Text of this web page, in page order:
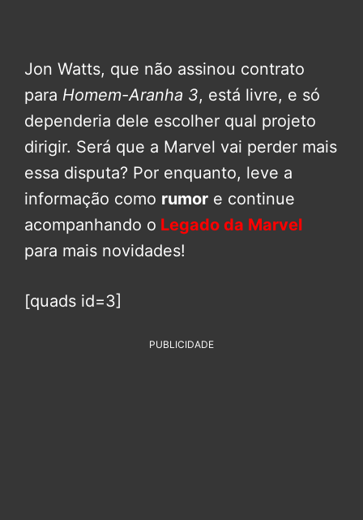
Jon Watts, que não assinou contrato
para Homem-Aranha 3, está livre, e só
dependeria dele escolher qual projeto
dirigir. Será que a Marvel vai perder mais
essa disputa? Por enquanto, leve a
informação como rumor e continue
acompanhando o Legado da Marvel
para mais novidades!
[quads id=3]
PUBLICIDADE